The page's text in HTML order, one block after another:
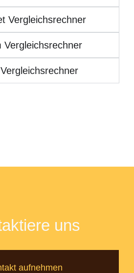
Vergleichsrechner
Vergleichsrechner
uns
aufnehmen